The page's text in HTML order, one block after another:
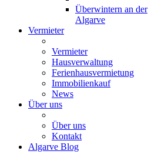
Überwintern an der
Algarve
Vermieter
Vermieter
Hausverwaltung
Ferienhausvermietung
Immobilienkauf
News
Über uns
Über uns
Kontakt
Algarve Blog